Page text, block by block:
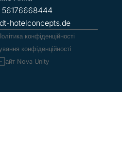
hotelconcepts.de
конфіденційності
конфіденційності
Nova Unity